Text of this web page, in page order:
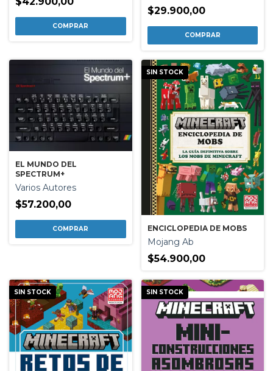
$29.900,00
EL MUNDO DEL
SPECTRUM+
Varios Autores
$57.200,00
SIN STOCK
ENCICLOPEDIA DE MOBS
Mojang Ab
$54.900,00
SIN STOCK SIN STOCK